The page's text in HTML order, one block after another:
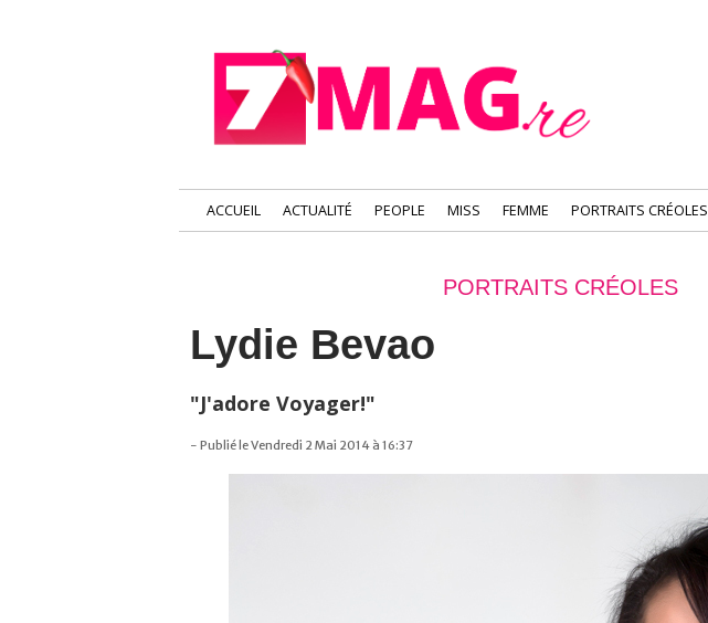
ACCUEIL ACTUALITÉ PEOPLE MISS FEMME PORTRAITS CRÉOLES
PORTRAITS CRÉOLES
Lydie Bevao
"J'adore Voyager!"
- Publié le Vendredi 2 Mai 2014 à 16:37